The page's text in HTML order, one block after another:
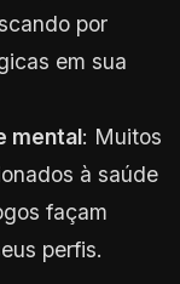
por
em sua
mental: Muitos
à saúde
façam
perfis.